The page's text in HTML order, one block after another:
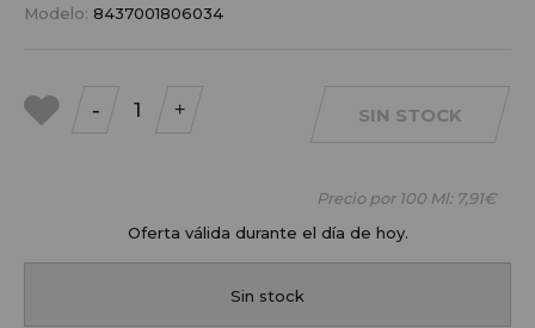
Modelo: 8437001806034
- + SIN STOCK
Precio por 100 Ml: 7,91€
Oferta válida durante el día de hoy.
Sin stock